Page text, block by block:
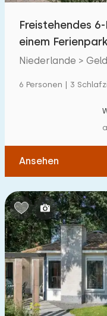
Freistehendes
einem
Niederlande >
6 Personen | 3
Ansehen